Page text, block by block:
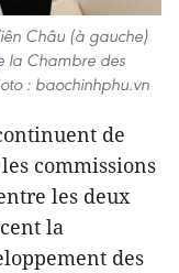
Châu (à gauche)
la Chambre des
: baochinhphu.vn
de
commissions
les deux
la
des